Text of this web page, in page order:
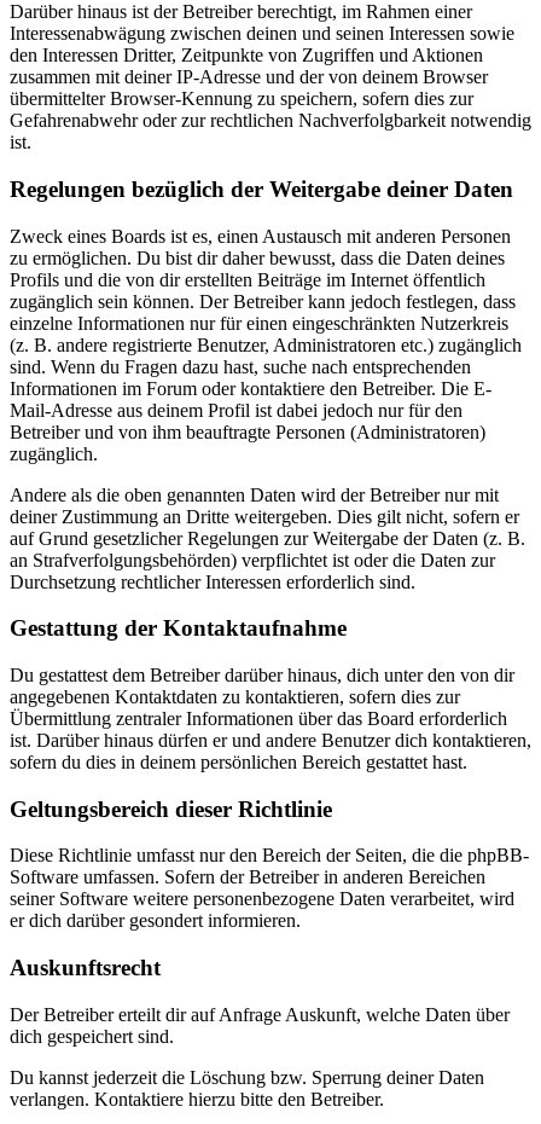
Darüber hinaus ist der Betreiber berechtigt, im Rahmen einer
Interessenabwägung zwischen deinen und seinen Interessen sowie
den Interessen Dritter, Zeitpunkte von Zugriffen und Aktionen
zusammen mit deiner IP-Adresse und der von deinem Browser
übermittelter Browser-Kennung zu speichern, sofern dies zur
Gefahrenabwehr oder zur rechtlichen Nachverfolgbarkeit notwendig
ist.
Regelungen bezüglich der Weitergabe deiner Daten
Zweck eines Boards ist es, einen Austausch mit anderen Personen
zu ermöglichen. Du bist dir daher bewusst, dass die Daten deines
Profils und die von dir erstellten Beiträge im Internet öffentlich
zugänglich sein können. Der Betreiber kann jedoch festlegen, dass
einzelne Informationen nur für einen eingeschränkten Nutzerkreis
(z. B. andere registrierte Benutzer, Administratoren etc.) zugänglich
sind. Wenn du Fragen dazu hast, suche nach entsprechenden
Informationen im Forum oder kontaktiere den Betreiber. Die E-
Mail-Adresse aus deinem Profil ist dabei jedoch nur für den
Betreiber und von ihm beauftragte Personen (Administratoren)
zugänglich.
Andere als die oben genannten Daten wird der Betreiber nur mit
deiner Zustimmung an Dritte weitergeben. Dies gilt nicht, sofern er
auf Grund gesetzlicher Regelungen zur Weitergabe der Daten (z. B.
an Strafverfolgungsbehörden) verpflichtet ist oder die Daten zur
Durchsetzung rechtlicher Interessen erforderlich sind.
Gestattung der Kontaktaufnahme
Du gestattest dem Betreiber darüber hinaus, dich unter den von dir
angegebenen Kontaktdaten zu kontaktieren, sofern dies zur
Übermittlung zentraler Informationen über das Board erforderlich
ist. Darüber hinaus dürfen er und andere Benutzer dich kontaktieren,
sofern du dies in deinem persönlichen Bereich gestattet hast.
Geltungsbereich dieser Richtlinie
Diese Richtlinie umfasst nur den Bereich der Seiten, die die phpBB-
Software umfassen. Sofern der Betreiber in anderen Bereichen
seiner Software weitere personenbezogene Daten verarbeitet, wird
er dich darüber gesondert informieren.
Auskunftsrecht
Der Betreiber erteilt dir auf Anfrage Auskunft, welche Daten über
dich gespeichert sind.
Du kannst jederzeit die Löschung bzw. Sperrung deiner Daten
verlangen. Kontaktiere hierzu bitte den Betreiber.